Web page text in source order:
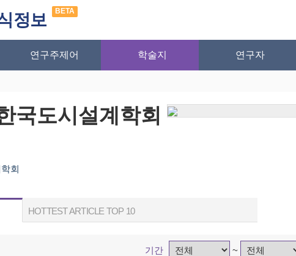
정보 BETA
연구주제어 학술지 연구자
국도시설계학회
회
HOTTEST ARTICLE TOP 10
기간 ~